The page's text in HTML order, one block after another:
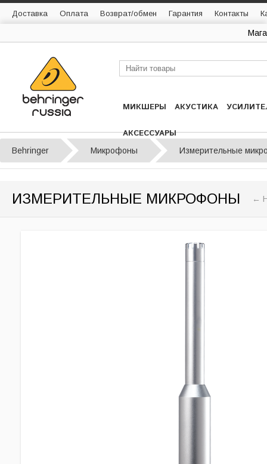
Доставка Оплата Возврат/обмен Гарантия Контакты
МИКШЕРЫ АКУСТИКА
АКСЕССУАРЫ
Behringer Микрофоны Измерительные
ИЗМЕРИТЕЛЬНЫЕ МИКРОФОНЫ ←